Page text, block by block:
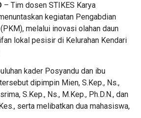
– Tim dosen STIKES Karya
kegiatan Pengabdian
melalui inovasi olahan daun
lokal pesisir di Kelurahan Kendari
kader Posyandu dan ibu
dipimpin Mien, S.Kep., Ns.,
S.Kep., Ns., M.Kep., Ph.D.N., dan
serta melibatkan dua mahasiswa,